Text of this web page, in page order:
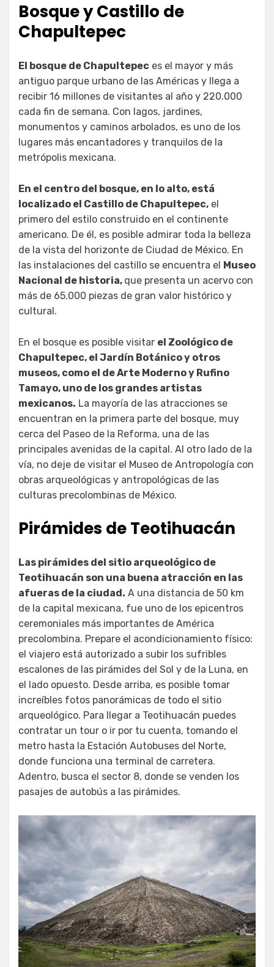
Bosque y Castillo de
Chapultepec
El bosque de Chapultepec es el mayor y más
antiguo parque urbano de las Américas y llega a
recibir 16 millones de visitantes al año y 220.000
cada fin de semana. Con lagos, jardines,
monumentos y caminos arbolados, es uno de los
lugares más encantadores y tranquilos de la
metrópolis mexicana.
En el centro del bosque, en lo alto, está
localizado el Castillo de Chapultepec, el
primero del estilo construido en el continente
americano. De él, es posible admirar toda la belleza
de la vista del horizonte de Ciudad de México. En
las instalaciones del castillo se encuentra el Museo
Nacional de historia, que presenta un acervo con
más de 65.000 piezas de gran valor histórico y
cultural.
En el bosque es posible visitar el Zoológico de
Chapultepec, el Jardín Botánico y otros
museos, como el de Arte Moderno y Rufino
Tamayo, uno de los grandes artistas
mexicanos. La mayoría de las atracciones se
encuentran en la primera parte del bosque, muy
cerca del Paseo de la Reforma, una de las
principales avenidas de la capital. Al otro lado de la
vía, no deje de visitar el Museo de Antropología con
obras arqueológicas y antropológicas de las
culturas precolombinas de México.
Pirámides de Teotihuacán
Las pirámides del sitio arqueológico de
Teotihuacán son una buena atracción en las
afueras de la ciudad. A una distancia de 50 km
de la capital mexicana, fue uno de los epicentros
ceremoniales más importantes de América
precolombina. Prepare el acondicionamiento físico:
el viajero está autorizado a subir los sufribles
escalones de las pirámides del Sol y de la Luna, en
el lado opuesto. Desde arriba, es posible tomar
increíbles fotos panorámicas de todo el sitio
arqueológico. Para llegar a Teotihuacán puedes
contratar un tour o ir por tu cuenta, tomando el
metro hasta la Estación Autobuses del Norte,
donde funciona una terminal de carretera.
Adentro, busca el sector 8, donde se venden los
pasajes de autobús a las pirámides.